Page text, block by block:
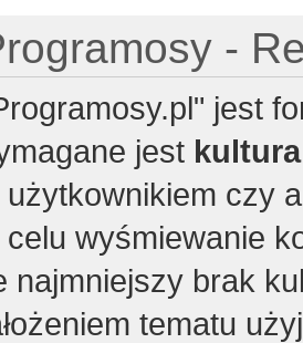
-
jest
jest
czy
wyśmiewanie
najmniejszy brak
tematu